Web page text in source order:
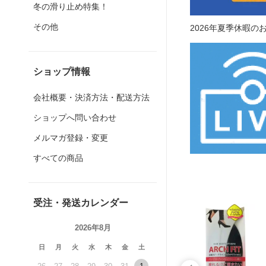
冬の滑り止め特集！
その他
ショップ情報
会社概要・決済方法・配送方法
ショップへ問い合わせ
メルマガ登録・変更
すべての商品
受注・発送カレンダー
2026年8月
日 月 火 水 木 金 土
2026年夏季休暇の